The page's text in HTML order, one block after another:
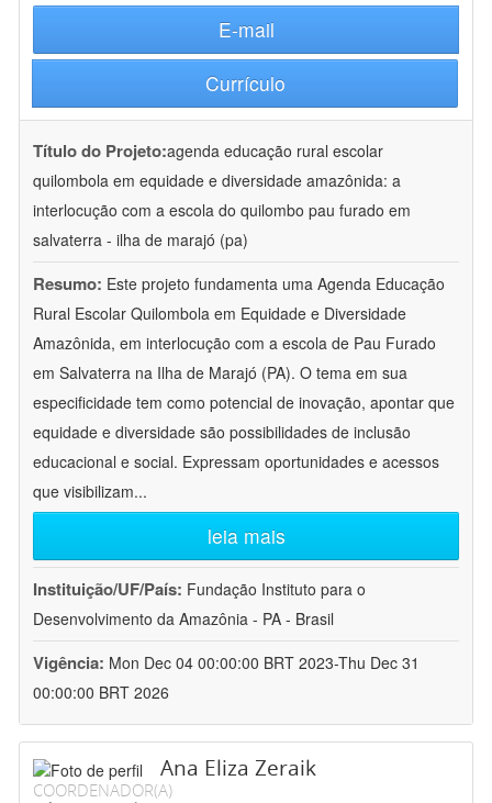
E-mail
Currículo
Título do Projeto:agenda educação rural escolar
quilombola em equidade e diversidade amazônida: a
interlocução com a escola do quilombo pau furado em
salvaterra - ilha de marajó (pa)
Resumo: Este projeto fundamenta uma Agenda Educação
Rural Escolar Quilombola em Equidade e Diversidade
Amazônida, em interlocução com a escola de Pau Furado
em Salvaterra na Ilha de Marajó (PA). O tema em sua
especificidade tem como potencial de inovação, apontar que
equidade e diversidade são possibilidades de inclusão
educacional e social. Expressam oportunidades e acessos
que visibilizam...
leia mais
Instituição/UF/País: Fundação Instituto para o
Desenvolvimento da Amazônia - PA - Brasil
Vigência: Mon Dec 04 00:00:00 BRT 2023-Thu Dec 31
00:00:00 BRT 2026
Ana Eliza Zeraik
COORDENADOR(A)